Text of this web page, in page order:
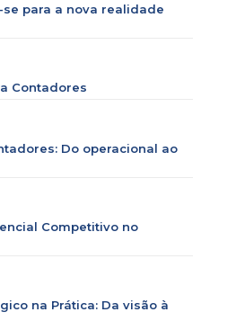
para a nova realidade
Contadores
Do operacional ao
Competitivo no
na Prática: Da visão à